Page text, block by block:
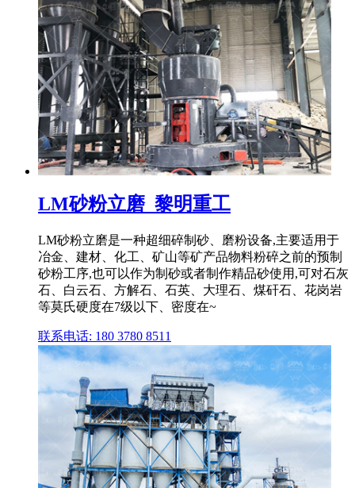
LM砂粉立磨_黎明重工
LM砂粉立磨是一种超细碎制砂、磨粉设备,主要适用于
冶金、建材、化工、矿山等矿产品物料粉碎之前的预制
砂粉工序,也可以作为制砂或者制作精品砂使用,可对石灰
石、白云石、方解石、石英、大理石、煤矸石、花岗岩
等莫氏硬度在7级以下、密度在~
联系电话: 180 3780 8511